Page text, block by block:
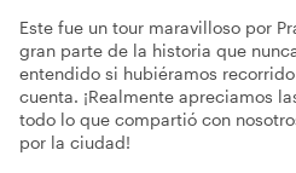
Este fue un tour maravilloso por
gran parte de la historia que
entendido si hubiéramos
cuenta. ¡Realmente apreciamos
todo lo que compartió con
por la ciudad!